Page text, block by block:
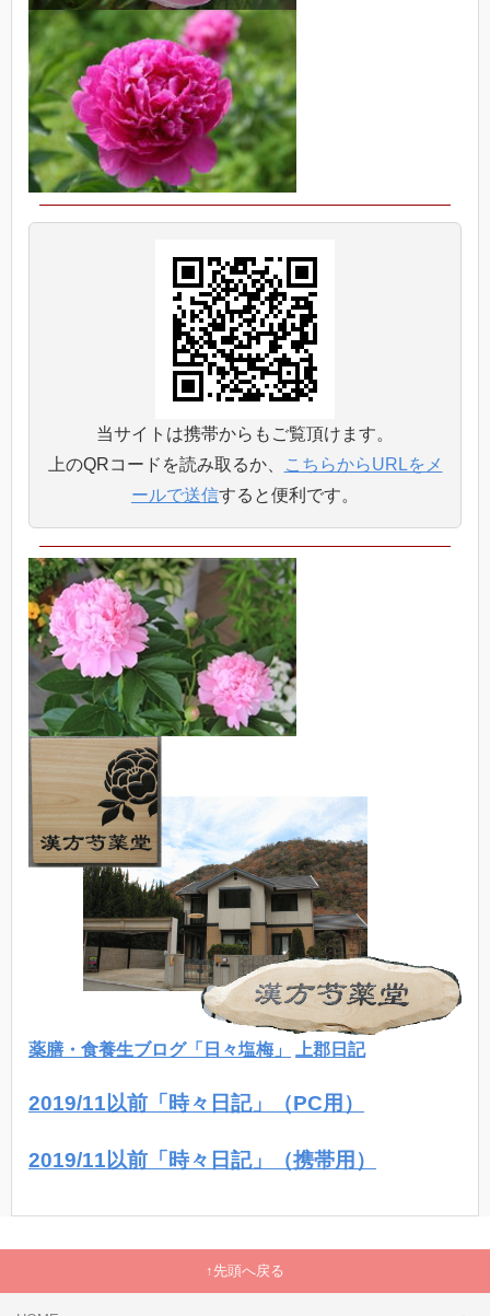
当サイトは携帯からもご覧頂けます。
上のQRコードを読み取るか、
こちらからURLをメ
ールで送信すると便利です。
薬膳・食養生ブログ「日々塩梅」 上郡日記
2019/11以前「時々日記」（PC用）
2019/11以前「時々日記」（携帯用）
先頭へ戻る